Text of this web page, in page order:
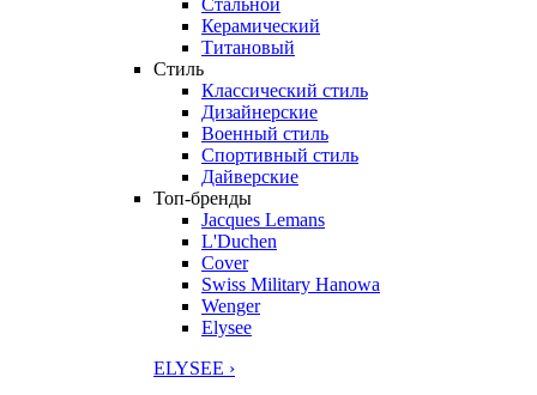
Стальной
Керамический
Титановый
Стиль
Классический стиль
Дизайнерские
Военный стиль
Спортивный стиль
Дайверские
Топ-бренды
Jacques Lemans
L'Duchen
Cover
Swiss Military Hanowa
Wenger
Elysee
ELYSEE ›